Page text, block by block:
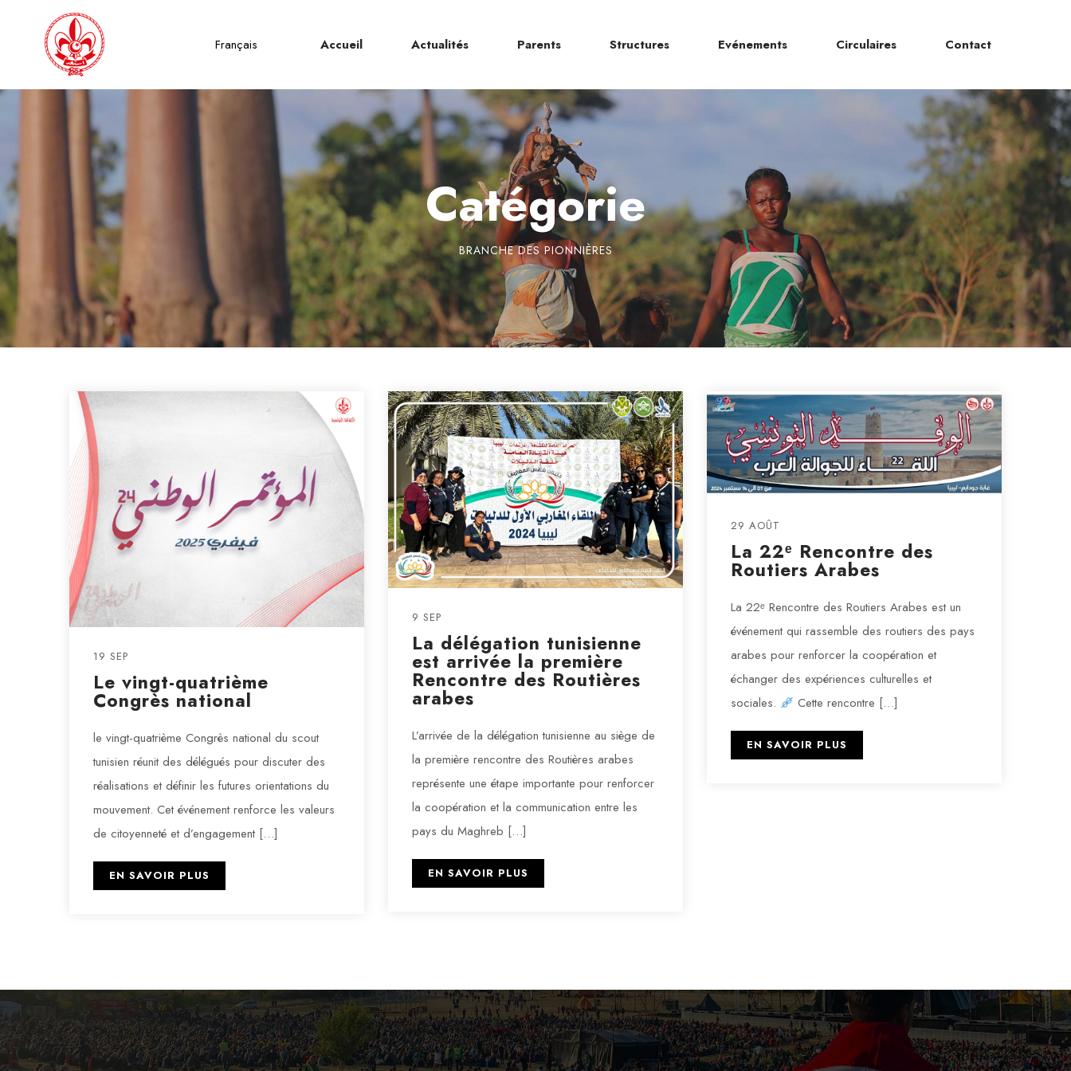
Français Accueil Actualités Parents Structures Evénements Circulaires Contact
Catégorie
BRANCHE DES PIONNIÈRES
19 SEP
Le vingt-quatrième
Congrès national
le vingt-quatrième Congrès national du scout
tunisien réunit des délégués pour discuter des
réalisations et définir les futures orientations du
mouvement. Cet événement renforce les valeurs
de citoyenneté et d’engagement […]
EN SAVOIR PLUS
9 SEP
La délégation tunisienne
est arrivée la première
Rencontre des Routières
arabes
L’arrivée de la délégation tunisienne au siège de
la première rencontre des Routières arabes
représente une étape importante pour renforcer
la coopération et la communication entre les
pays du Maghreb […]
EN SAVOIR PLUS
29 AOÛT
La 22ᵉ Rencontre des
Routiers Arabes
La 22ᵉ Rencontre des Routiers Arabes est un
événement qui rassemble des routiers des pays
arabes pour renforcer la coopération et
échanger des expériences culturelles et
sociales.
Cette rencontre […]
EN SAVOIR PLUS